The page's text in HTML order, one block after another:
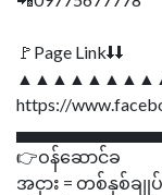
🚩Page Link⬇⬇
https://
👉ဝန်ဆောင်ခ
အငှား = တစ်နှစ်ခ